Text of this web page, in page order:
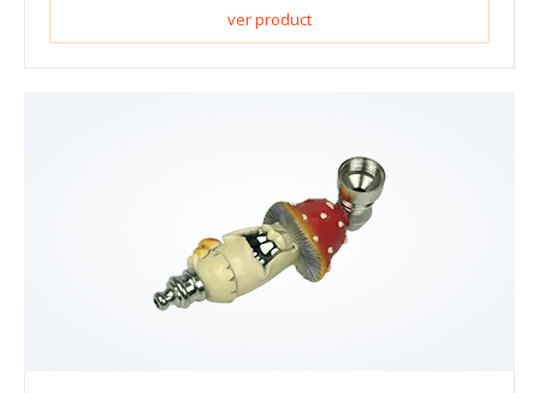
ver product